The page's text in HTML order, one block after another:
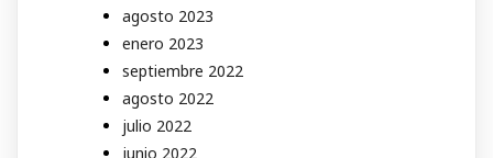
agosto 2023
enero 2023
septiembre 2022
agosto 2022
julio 2022
junio 2022